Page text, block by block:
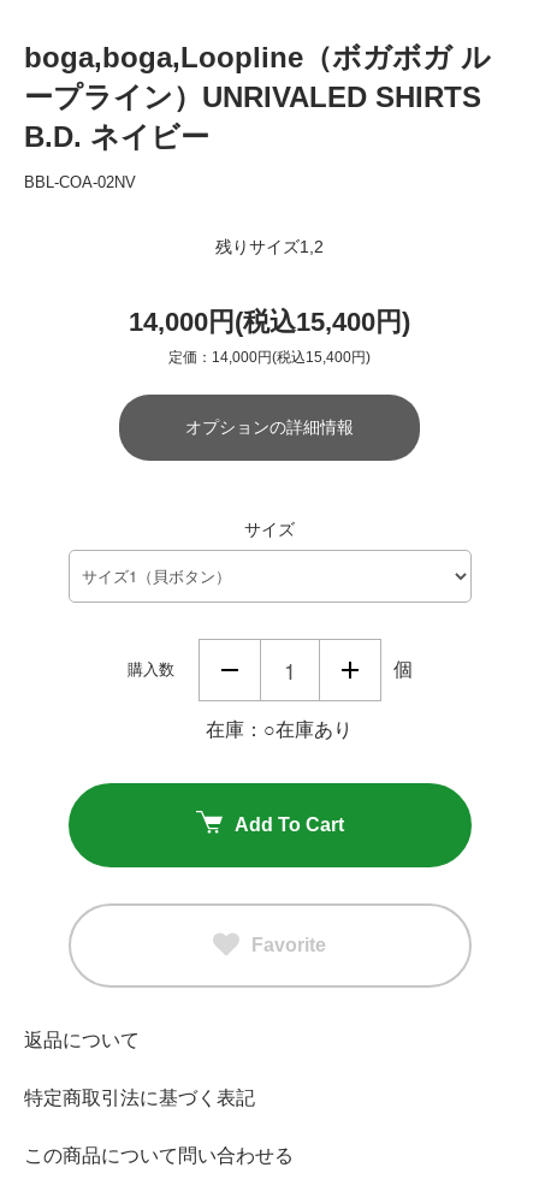
boga,boga,Loopline（ボガボガ ル
ープライン）UNRIVALED SHIRTS
B.D. ネイビー
BBL-COA-02NV
残りサイズ1,2
14,000円(税込15,400円)
定価：14,000円(税込15,400円)
オプションの詳細情報
サイズ
購入数 個
在庫：○在庫あり
Add To Cart
Favorite
返品について
特定商取引法に基づく表記
この商品について問い合わせる